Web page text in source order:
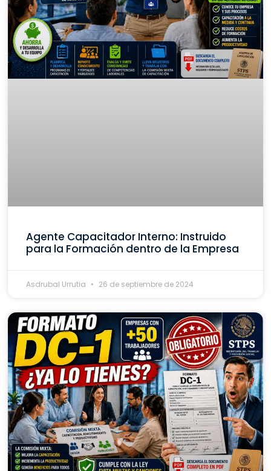
Agente Capacitador Interno: Instruido
para la Formación dentro de la Empresa
Asdrubal Urrutia 26 de septiembre de 2024